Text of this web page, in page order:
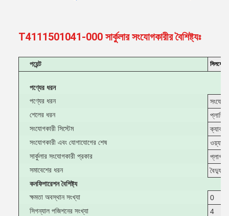
T4111501041-000 সার্কুলার সংযোগকারীর বৈশিষ্ট্যঃ
পয়েন্ট সিলযোগ্য
পণ্যের ধরন
পণ্যের ধরন
শেলের ধরন
সংযোগকারী সিস্টেম
ক্যাবল
সংযোগকারী এবং যোগাযোগের শেষ
ওয়্যার
সার্কুলার সংযোগকারী প্রকার
প্লাগ
সমাবেশের ধরন
কনফিগারেশন বৈশিষ্ট্য
ক্ষমতা অবস্থান সংখ্যা
0
সিগন্যাল পজিশনের সংখ্যা
4